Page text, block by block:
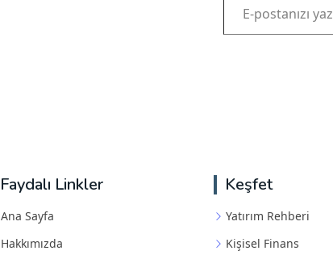
Faydalı Linkler
Ana Sayfa
Hakkımızda
Keşfet
Yatırım Rehberi
Kişisel Finans